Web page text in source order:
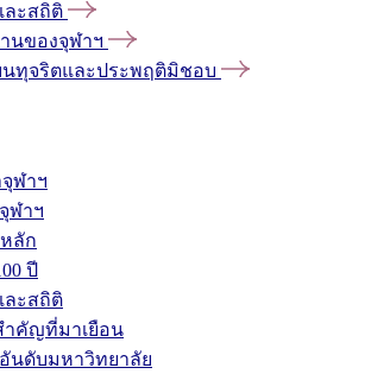
ะสถิติ
นของจุฬาฯ
นทุจริตและประพฤติมิชอบ
ฬาฯ
ฬาฯ
ลัก
ปี
ะสถิติ
คัญที่มาเยือน
นดับมหาวิทยาลัย